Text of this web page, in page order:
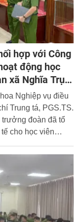
hợp với Công
động học
xã Nghĩa Trụ,
Nghiệp vụ điều
Trung tá, PGS.TS.
đoàn đã tổ
cho học viên